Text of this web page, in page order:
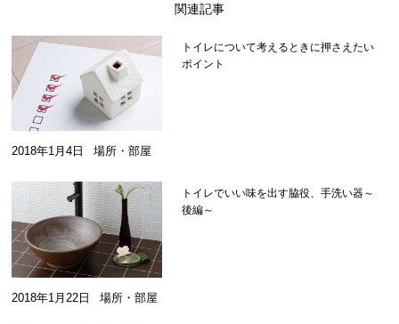
関連記事
トイレについて考えるときに押さえたい
ポイント
2018年1月4日 場所・部屋
トイレでいい味を出す脇役、手洗い器～
後編～
2018年1月22日 場所・部屋